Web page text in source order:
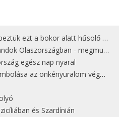
a bokor alatt hűsölő cicát Kisorosziban
- megmutatjuk a 15 legjobbat
egész nap nyaral
az önkényuralom végét jelentette
és Szardínián